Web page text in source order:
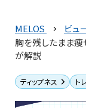
MELOS
ビュ
胸を残したまま痩
が解説
ティップネス ト